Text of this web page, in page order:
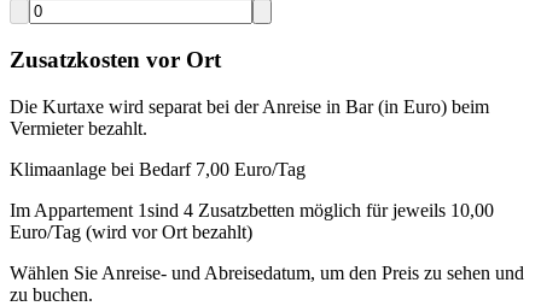
Zusatzkosten vor Ort
Die Kurtaxe wird separat bei der Anreise in Bar (in Euro) beim
Vermieter bezahlt.
Klimaanlage bei Bedarf 7,00 Euro/Tag
Im Appartement 1sind 4 Zusatzbetten möglich für jeweils 10,00
Euro/Tag (wird vor Ort bezahlt)
Wählen Sie Anreise- und Abreisedatum, um den Preis zu sehen und
zu buchen.